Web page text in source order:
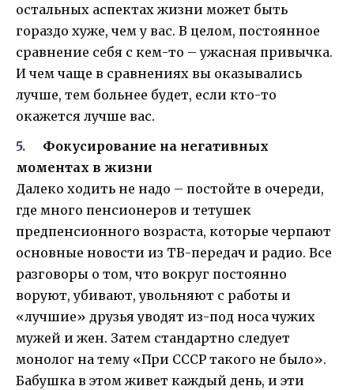
остальных аспектах жизни может быть
гораздо хуже, чем у вас. В целом, постоянное
сравнение себя с кем-то – ужасная привычка.
И чем чаще в сравнениях вы оказывались
лучше, тем больнее будет, если кто-то
окажется лучше вас.
Фокусирование на негативных
моментах в жизни
Далеко ходить не надо – постойте в очереди,
где много пенсионеров и тетушек
предпенсионного возраста, которые черпают
основные новости из TВ-передач и радио. Все
разговоры о том, что вокруг постоянно
воруют, убивают, увольняют с работы и
«лучшие» друзья уводят из-под носа чужих
мужей и жен. Затем стандартно следует
монолог на тему «При СССР такого не было».
Бабушка в этом живет каждый день, и эти